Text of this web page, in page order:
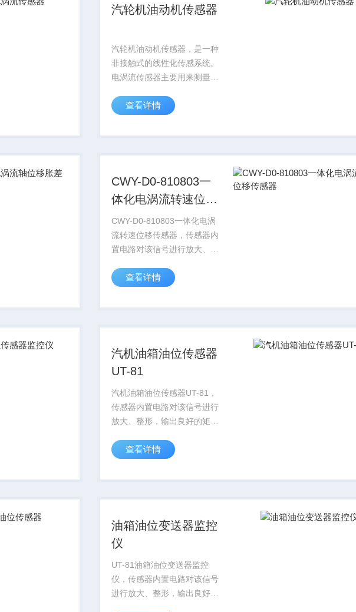
汽轮机油动机传感器
汽轮机油动机传感器，是一种
非接触式的线性化传感系统。
电涡流传感器主要用来测量探
距离，被测物体一般为铁氧
体所吸收，传感器的电子电路
查看详情
CWY-D0-810803一
体化电涡流转速位移
传感器
CWY-D0-810803一体化电涡
流转速位移传感器，传感器内
置电路对该信号进行放大、整
号，测量频率范围更宽，可以
确稳定，并且安装简单，广泛
查看详情
汽机油箱油位传感器
UT-81
汽机油箱油位传感器UT-81，
传感器内置电路对该信号进行
放大、整形，输出良好的矩形
宽，可以测量0转速，输出信
单，广泛应用于车辆，电机，
查看详情
油箱油位变送器监控
仪
UT-81油箱油位变送器监控
仪，传感器内置电路对该信号
进行放大、整形，输出良好的